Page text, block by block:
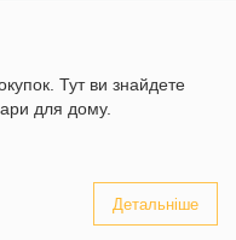
Тут ви знайдете
для дому.
Детальніше